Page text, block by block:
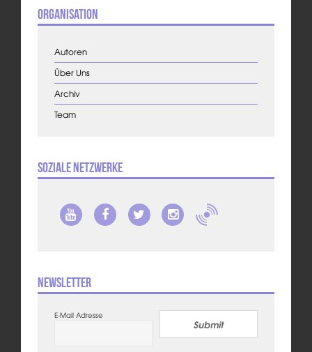
Organisation
Autoren
Über Uns
Archiv
Team
Soziale Netzwerke
Newsletter
E-Mail Adresse
Submit